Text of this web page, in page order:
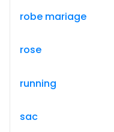
robe mariage
rose
running
sac